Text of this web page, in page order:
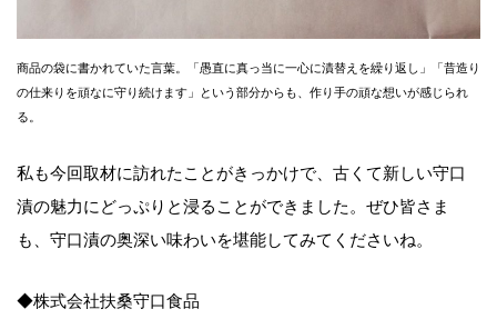
商品の袋に書かれていた言葉。「愚直に真っ当に一心に漬替えを繰り返し」「昔造り
の仕来りを頑なに守り続けます」という部分からも、作り手の頑な想いが感じられ
る。
私も今回取材に訪れたことがきっかけで、古くて新しい守口
漬の魅力にどっぷりと浸ることができました。ぜひ皆さま
も、守口漬の奥深い味わいを堪能してみてくださいね。
◆株式会社扶桑守口食品